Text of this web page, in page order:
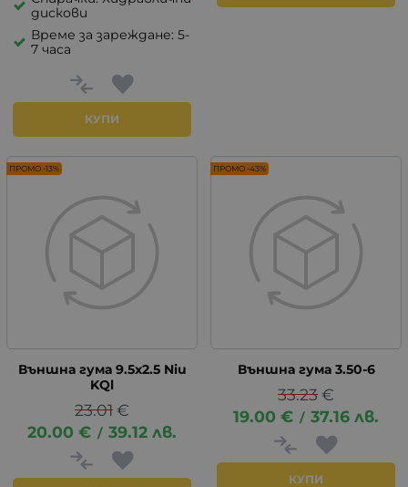
дискови
Време за зареждане: 5-
7 часа
КУПИ
Външна гума 9.5х2.5 Niu
KQl
23.01€
20.00 € / 39.12 лв.
ПРОМО -13%
Външна гума 3.50-6
33.23€
19.00 € / 37.16 лв.
КУПИ
ПРОМО -43%